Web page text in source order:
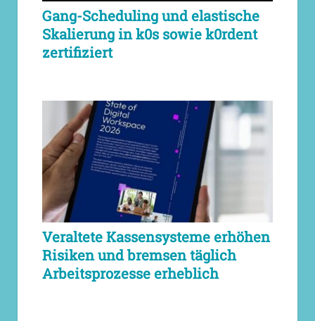
Gang-Scheduling und elastische
Skalierung in k0s sowie k0rdent
zertifiziert
Veraltete Kassensysteme erhöhen
Risiken und bremsen täglich
Arbeitsprozesse erheblich